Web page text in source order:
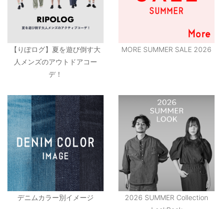
【りぽログ】夏を遊び倒す大
人メンズのアウトドアコー
デ！
MORE SUMMER SALE 2026
デニムカラー別イメージ
2026 SUMMER Collection